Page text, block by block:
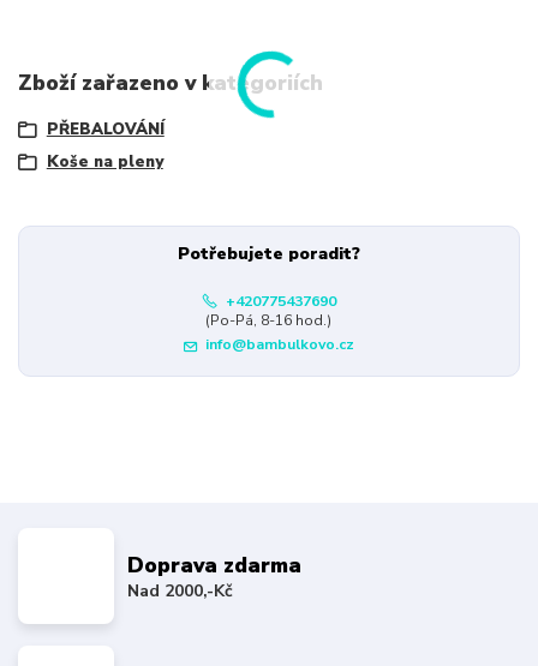
Zboží zařazeno v kategoriích
PŘEBALOVÁNÍ
Koše na pleny
Potřebujete poradit?
+420775437690
(Po-Pá, 8-16 hod.)
info@bambulkovo.cz
Doprava zdarma
Nad 2000,-Kč